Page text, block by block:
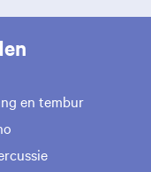
en tembur